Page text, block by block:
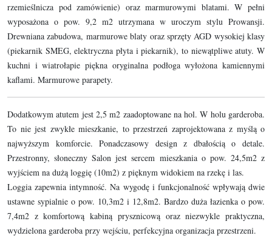
rzemieślnicza pod zamówienie) oraz marmurowymi blatami. W pełni
wyposażona o pow. 9,2 m2 utrzymana w uroczym stylu Prowansji.
Drewniana zabudowa, marmurowe blaty oraz sprzęty AGD wysokiej klasy
(piekarnik SMEG, elektryczna płyta i piekarnik), to niewątpliwe atuty. W
kuchni i wiatrołapie piękna oryginalna podłoga wyłożona kamiennymi
kaflami. Marmurowe parapety.
Dodatkowym atutem jest 2,5 m2 zaadoptowane na hol. W holu garderoba.
To nie jest zwykłe mieszkanie, to przestrzeń zaprojektowana z myślą o
najwyższym komforcie. Ponadczasowy design z dbałością o detale.
Przestronny, słoneczny Salon jest sercem mieszkania o pow. 24,5m2 z
wyjściem na dużą loggię (10m2) z pięknym widokiem na rzekę i las.
Loggia zapewnia intymność. Na wygodę i funkcjonalność wpływają dwie
ustawne sypialnie o pow. 10,3m2 i 12,8m2. Bardzo duża łazienka o pow.
7,4m2 z komfortową kabiną prysznicową oraz niezwykle praktyczna,
wydzielona garderoba przy wejściu, perfekcyjna organizacja przestrzeni.